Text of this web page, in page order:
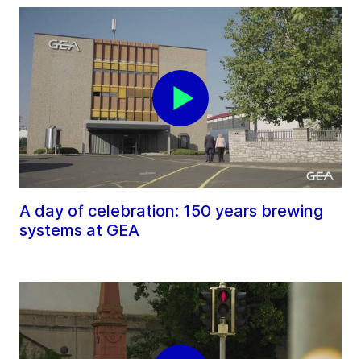
A day of celebration: 150 years brewing
systems at GEA